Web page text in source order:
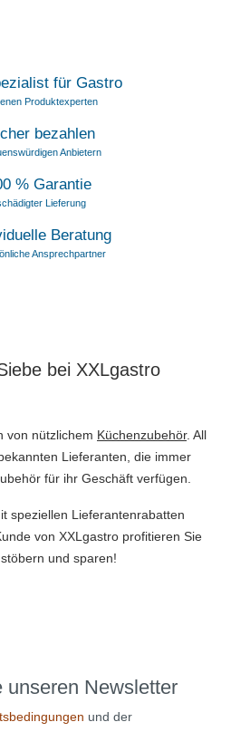
für Gastro
Produktexperten
bezahlen
Anbietern
% Garantie
Lieferung
Beratung
Ansprechpartner
bei XXLgastro
von nützlichem Küchenzubehör. All
Lieferanten, die immer
für ihr Geschäft verfügen.
speziellen Lieferantenrabatten
von XXLgastro profitieren Sie
und sparen!
unseren Newsletter
und der